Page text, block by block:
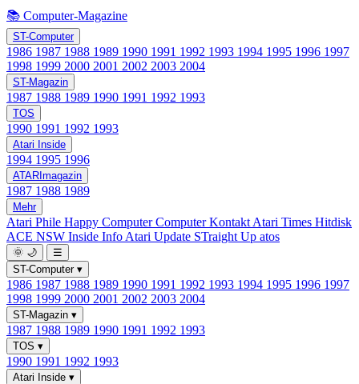
📚 Computer-Magazine
ST-Computer
1986 1987 1988 1989 1990 1991 1992 1993 1994 1995 1996 1997
1998 1999 2000 2001 2002 2003 2004
ST-Magazin
1987 1988 1989 1990 1991 1992 1993
TOS
1990 1991 1992 1993
Atari Inside
1994 1995 1996
ATARImagazin
1987 1988 1989
Mehr
Atari Phile Happy ComputerComputer Kontakt Atari Times Hitdisk
ACE NSW Inside Info Atari Update STraight Up atos
🌞 🌙
☰
ST-Computer ▾
1986 1987 1988 1989 1990 1991 1992 1993 1994 1995 1996 1997
1998 1999 2000 2001 2002 2003 2004
ST-Magazin ▾
1987 1988 1989 1990 1991 1992 1993
TOS ▾
1990 1991 1992 1993
Atari Inside ▾